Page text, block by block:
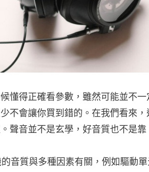
懂得正確看參數，雖然可能並不
不會讓你買到錯的。在我們看來
聲音並不是玄學，好音質也不是靠
音質與多種因素有關，例如驅動